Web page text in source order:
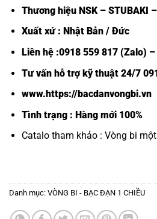
Thương hiệu NSK – STUBAKI
Xuất xứ : Nhật Bản / Đức
Liên hệ :0918 559 817 (Zalo) –
Tư vấn hỗ trợ kỹ thuật 24/7
www.https://bacdanvongbi.vn
Tình trạng : Hàng mới 100%
Catalo tham khảo : Vòng bi
Danh mục: VÒNG BI - BẠC ĐẠN 1 CHIỀU